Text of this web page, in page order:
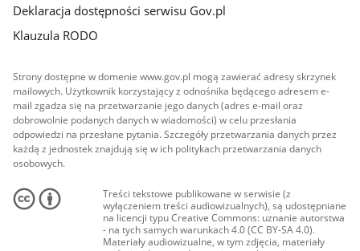
Deklaracja dostępności serwisu Gov.pl
Klauzula RODO
Strony dostępne w domenie www.gov.pl mogą zawierać adresy skrzynek
mailowych. Użytkownik korzystający z odnośnika będącego adresem e-
mail zgadza się na przetwarzanie jego danych (adres e-mail oraz
dobrowolnie podanych danych w wiadomości) w celu przesłania
odpowiedzi na przesłane pytania. Szczegóły przetwarzania danych przez
każdą z jednostek znajdują się w ich politykach przetwarzania danych
osobowych.
Treści tekstowe publikowane w serwisie (z
wyłączeniem treści audiowizualnych), są udostępniane
na licencji typu Creative Commons: uznanie autorstwa
- na tych samych warunkach 4.0 (CC BY-SA 4.0).
Materiały audiowizualne, w tym zdjęcia, materiały